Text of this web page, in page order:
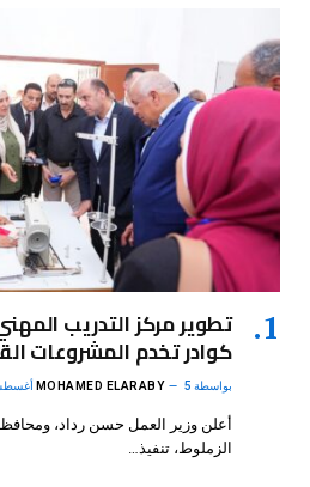
كوادر تخدم المشروعات
بواسطة MOHAMED ELARABY 5 أغسطس، 2026
أعلن وزير العمل حسن رداد،
الزملوط، تنفيذ…